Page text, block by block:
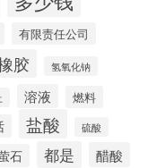
有限责任公司
胶 氢氧化钠
溶液 燃料
盐酸 硫酸
石 都是 醋酸